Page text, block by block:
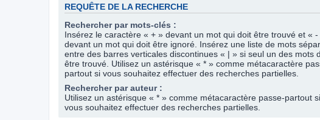
REQUÊTE DE LA RECHERCHE
Rechercher par mots-clés :
Insérez le caractère « + » devant un mot qui doit être trouvé et « -
devant un mot qui doit être ignoré. Insérez une liste de mots
entre des barres verticales discontinues « | » si seul un des mots
être trouvé. Utilisez un astérisque « * » comme métacaractère
partout si vous souhaitez effectuer des recherches partielles.
Rechercher par auteur :
Utilisez un astérisque « * » comme métacaractère passe-partout si
vous souhaitez effectuer des recherches partielles.